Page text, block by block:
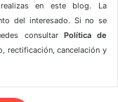
en este blog. La
del interesado. Si no se
consultar Política de
rectificación, cancelación y